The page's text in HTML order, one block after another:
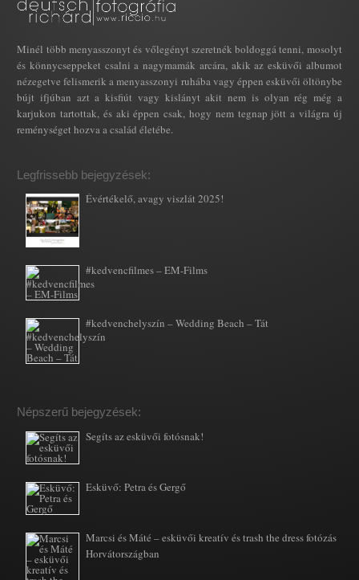
Minél több menyasszonyt és vőlegényt szeretnék boldoggá tenni, mosolyt
és könnycseppeket csalni a nagymamák arcára, akik az esküvői albumot
nézegetve felismerik a menyasszonyi ruhába vagy éppen esküvői öltönybe
bújt ifjúban azt a kisfiút vagy kislányt akit nem is olyan rég még a
karjukon tartottak, és aki éppen csak, hogy nem tegnap jött a világra új
reménységet hozva a család életébe.
Legfrissebb bejegyzések:
Évértékelő, avagy viszlát 2025!
#kedvencfilmes – EM-Films
#kedvenchelyszín – Wedding Beach – Tát
Népszerű bejegyzések:
Segíts az esküvői fotósnak!
Esküvő: Petra és Gergő
Marcsi és Máté – esküvői kreatív és trash the dress fotózás
Horvátországban